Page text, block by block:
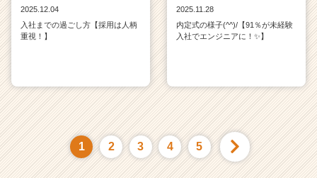
2025.12.04
入社までの過ごし方【採用は人柄
重視！】
2025.11.28
内定式の様子(^^)/【91％が未経験
入社でエンジニアに！✨】
1 2 3 4 5